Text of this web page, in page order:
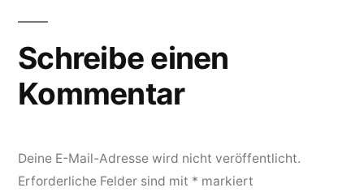
Schreibe einen
Kommentar
Deine E-Mail-Adresse wird nicht veröffentlicht.
Erforderliche Felder sind mit * markiert